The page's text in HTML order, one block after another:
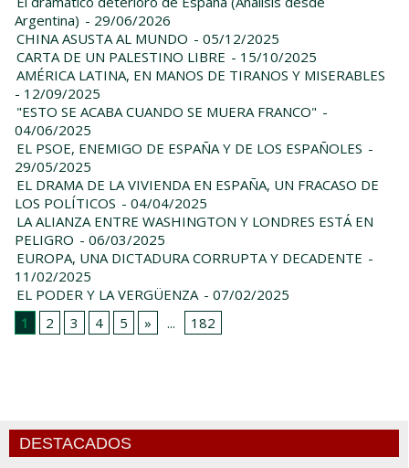
Argentina) - 29/06/2026
CHINA ASUSTA AL MUNDO - 05/12/2025
CARTA DE UN PALESTINO LIBRE - 15/10/2025
AMÉRICA LATINA, EN MANOS DE TIRANOS Y MISERABLES
- 12/09/2025
"ESTO SE ACABA CUANDO SE MUERA FRANCO" -
04/06/2025
EL PSOE, ENEMIGO DE ESPAÑA Y DE LOS ESPAÑOLES -
29/05/2025
EL DRAMA DE LA VIVIENDA EN ESPAÑA, UN FRACASO DE
LOS POLÍTICOS - 04/04/2025
LA ALIANZA ENTRE WASHINGTON Y LONDRES ESTÁ EN
PELIGRO - 06/03/2025
EUROPA, UNA DICTADURA CORRUPTA Y DECADENTE -
11/02/2025
EL PODER Y LA VERGÜENZA - 07/02/2025
1
2 3 4 5 » ... 182
DESTACADOS